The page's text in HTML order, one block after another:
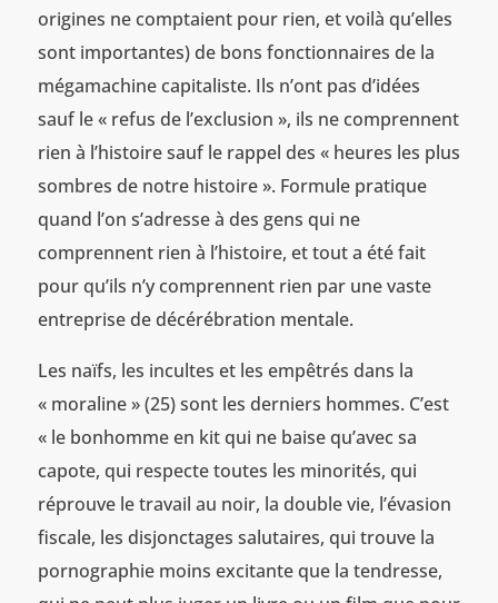
origines ne comptaient pour rien, et voilà qu’elles
sont importantes) de bons fonctionnaires de la
mégamachine capitaliste. Ils n’ont pas d’idées
sauf le « refus de l’exclusion », ils ne comprennent
rien à l’histoire sauf le rappel des « heures les plus
sombres de notre histoire ». Formule pratique
quand l’on s’adresse à des gens qui ne
comprennent rien à l’histoire, et tout a été fait
pour qu’ils n’y comprennent rien par une vaste
entreprise de décérébration mentale.
Les naïfs, les incultes et les empêtrés dans la
« moraline » (25) sont les derniers hommes. C’est
« le bonhomme en kit qui ne baise qu’avec sa
capote, qui respecte toutes les minorités, qui
réprouve le travail au noir, la double vie, l’évasion
fiscale, les disjonctages salutaires, qui trouve la
pornographie moins excitante que la tendresse,